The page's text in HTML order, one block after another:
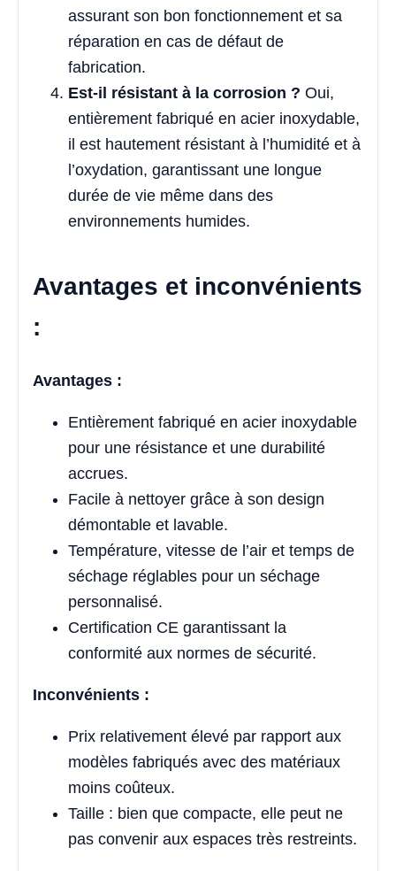
assurant son bon fonctionnement et sa
réparation en cas de défaut de
fabrication.
Est-il résistant à la corrosion ? Oui,
entièrement fabriqué en acier inoxydable,
il est hautement résistant à l’humidité et à
l’oxydation, garantissant une longue
durée de vie même dans des
environnements humides.
Avantages et inconvénients
:
Avantages :
Entièrement fabriqué en acier inoxydable
pour une résistance et une durabilité
accrues.
Facile à nettoyer grâce à son design
démontable et lavable.
Température, vitesse de l’air et temps de
séchage réglables pour un séchage
personnalisé.
Certification CE garantissant la
conformité aux normes de sécurité.
Inconvénients :
Prix relativement élevé par rapport aux
modèles fabriqués avec des matériaux
moins coûteux.
Taille : bien que compacte, elle peut ne
pas convenir aux espaces très restreints.